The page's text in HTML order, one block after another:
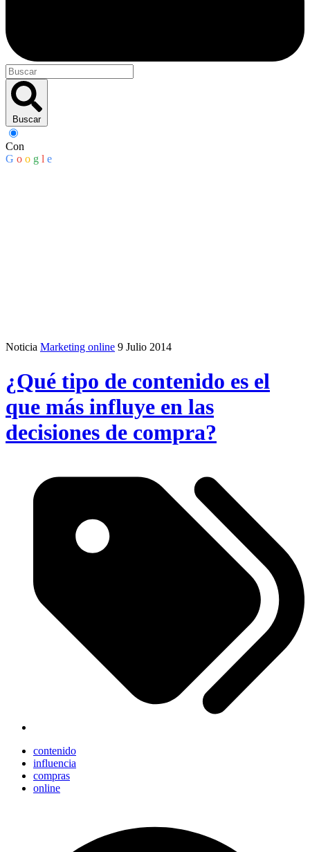
Buscar
Con
G o o g l e
Noticia Marketing online 9 Julio 2014
¿Qué tipo de contenido es el
que más influye en las
decisiones de compra?
contenido
influencia
compras
online